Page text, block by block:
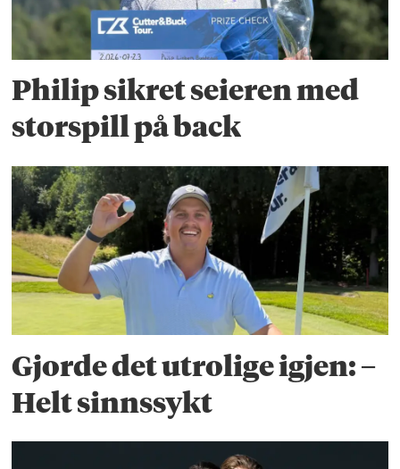
Philip sikret seieren med
storspill på back
Gjorde det utrolige igjen: –
Helt sinnssykt